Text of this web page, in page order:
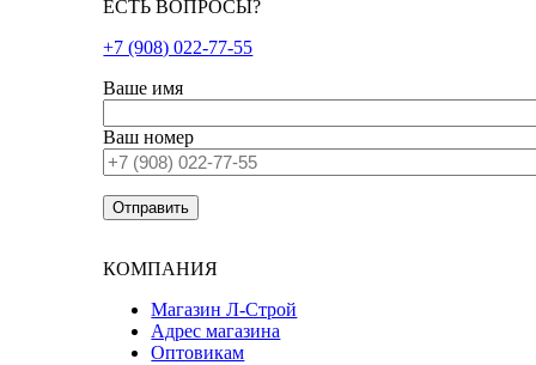
ЕСТЬ ВОПРОСЫ?
+7 (908) 022-77-55
Ваше имя
Ваш номер
КОМПАНИЯ
Магазин Л-Строй
Адрес магазина
Оптовикам